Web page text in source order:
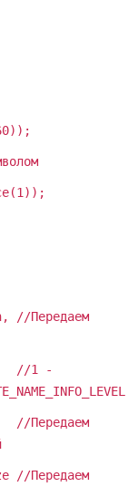
Передаем
//1 -
//Передаем